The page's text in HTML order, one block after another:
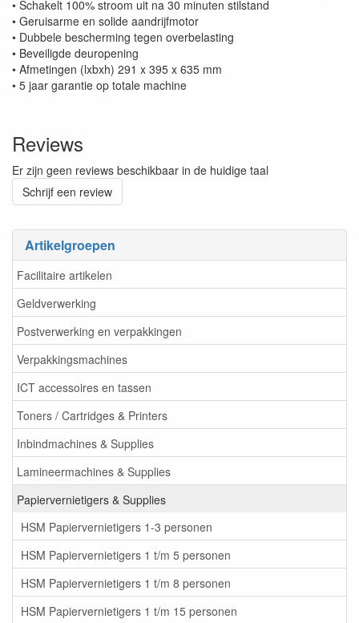
Artikelgroepen
Facilitaire artikelen
Geldverwerking
Postverwerking en verpakkingen
Verpakkingsmachines
ICT accessoires en tassen
Toners / Cartridges & Printers
Inbindmachines & Supplies
Lamineermachines & Supplies
Papiervernietigers & Supplies
HSM Papiervernietigers 1-3 personen
HSM Papiervernietigers 1 t/m 5 personen
HSM Papiervernietigers 1 t/m 8 personen
HSM Papiervernietigers 1 t/m 15 personen
• Schakelt 100% stroom uit na 30 minuten stilstand
• Geruisarme en solide aandrijfmotor
• Dubbele bescherming tegen overbelasting
• Beveiligde deuropening
• Afmetingen (lxbxh) 291 x 395 x 635 mm
• 5 jaar garantie op totale machine
Reviews
Er zijn geen reviews beschikbaar in de huidige taal
Schrijf een review